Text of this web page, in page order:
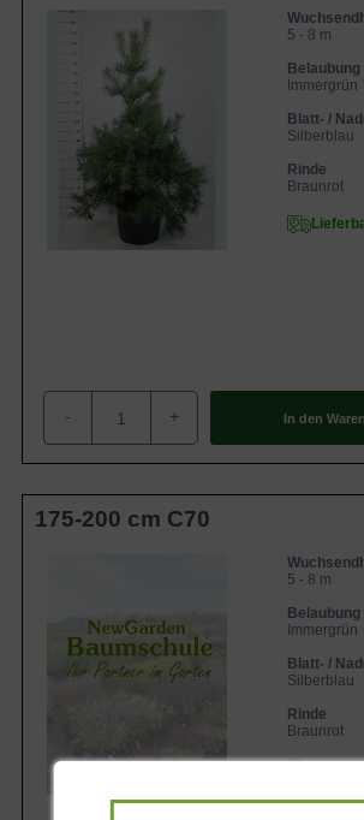
5 - 8 m
Belaubung
Immergrün
Blatt- /
Silberblau
Rinde
Braunrot
- + In den
175-200 cm C70
5 - 8 m
Belaubung
Immergrün
Blatt- /
Silberblau
Rinde
Braunrot